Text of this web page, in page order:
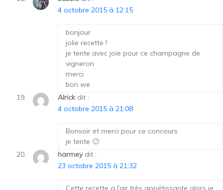
4 octobre 2015 à 12:15
bonjour
jolie recette !
je tente avec joie pour ce champagne de
vigneron
merci
bon we
Alrick dit :
4 octobre 2015 à 21:08
Bonsoir et merci pour ce concours
je tente 🙂
harmey dit :
23 octobre 2015 à 21:32
Cette recette a l’air très appétissante alors je